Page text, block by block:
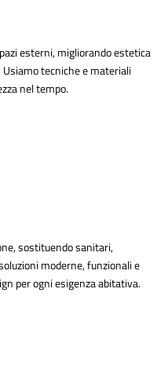
esterni, migliorando estetica
tecniche e materiali
nel tempo.
sostituendo sanitari,
moderne, funzionali e
per ogni esigenza abitativa.